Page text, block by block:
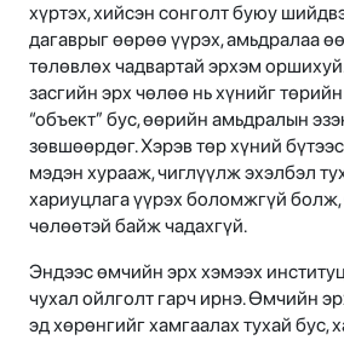
хүртэх, хийсэн сонголт буюу
дагаврыг өөрөө үүрэх, амьдралаа
төлөвлөх чадвартай эрхэм
засгийн эрх чөлөө нь хүнийг
“объект” бус, өөрийн амьдралын
зөвшөөрдөг. Хэрэв төр хүний
мэдэн хурааж, чиглүүлж эхэлбэл
хариуцлага үүрэх боломжгүй болж,
чөлөөтэй байж чадахгүй.
Эндээс өмчийн эрх хэмээх
чухал ойлголт гарч ирнэ. Өмчийн
эд хөрөнгийг хамгаалах тухай бус,